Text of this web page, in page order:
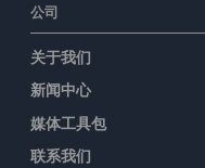
公司
关于我们
新闻中心
媒体工具包
联系我们